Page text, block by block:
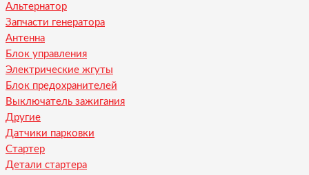
Альтернатор
Запчасти генератора
Антенна
Блок управления
Электрические жгуты
Блок предохранителей
Выключатель зажигания
Другие
Датчики парковки
Стартер
Детали стартера